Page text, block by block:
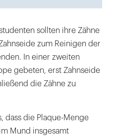
sollten ihre Zähne
zum Reinigen der
In einer zweiten
gebeten, erst Zahnseide
die Zähne zu
dass die Plaque-Menge
Mund insgesamt